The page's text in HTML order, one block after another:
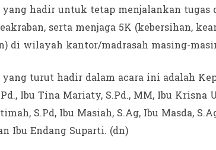
yang hadir untuk tetap menjalankan
serta menjaga 5K (kebersihan,
di wilayah kantor/madrasah masing-
turut hadir dalam acara ini adalah
Ibu Tina Mariaty, S.Pd., MM, Ibu Krisna
S.Pd, Ibu Masiah, S.Ag, Ibu Masda,
Ibu Endang Suparti. (dn)